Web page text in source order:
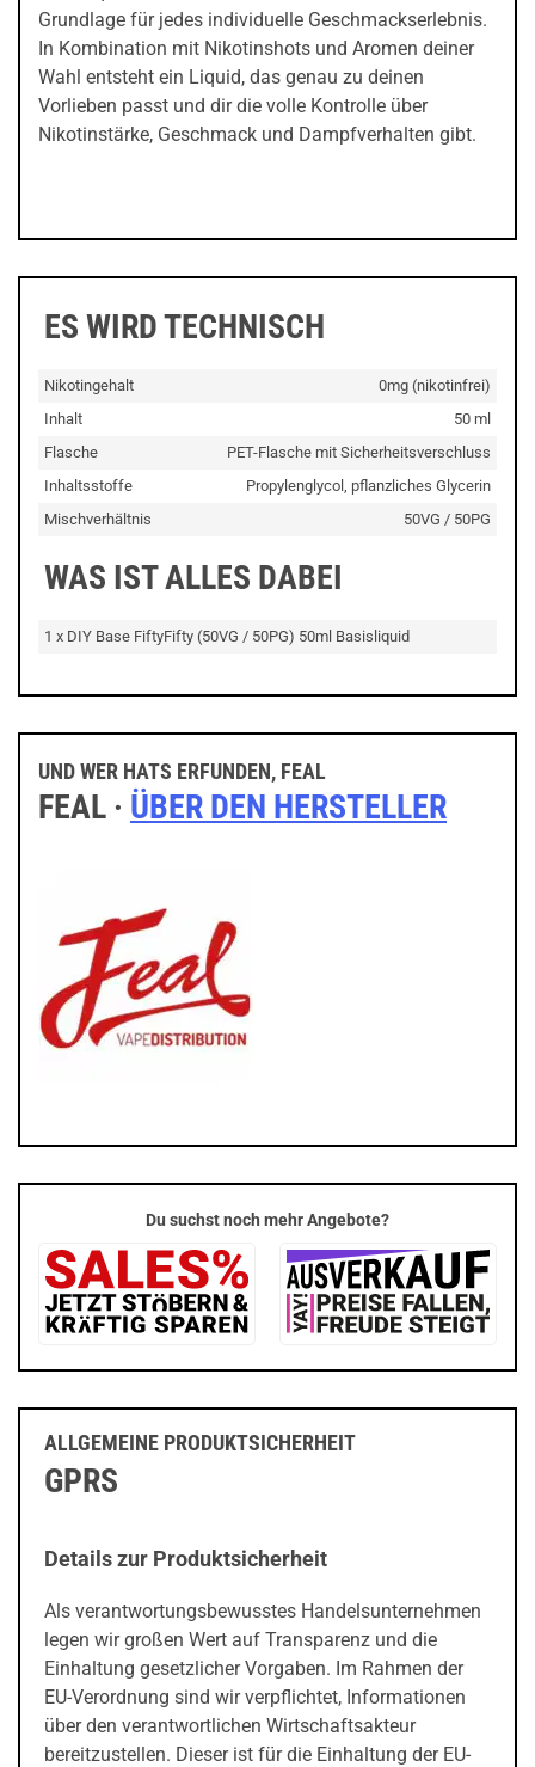
Grundlage für jedes individuelle Geschmackserlebnis.
In Kombination mit Nikotinshots und Aromen deiner
Wahl entsteht ein Liquid, das genau zu deinen
Vorlieben passt und dir die volle Kontrolle über
Nikotinstärke, Geschmack und Dampfverhalten gibt.
ES WIRD TECHNISCH
Nikotingehalt
0mg (nikotinfrei)
Inhalt
50 ml
Flasche
PET-Flasche mit Sicherheitsverschluss
Inhaltsstoffe
Propylenglycol, pflanzliches Glycerin
Mischverhältnis
50VG / 50PG
WAS IST ALLES DABEI
1 x DIY Base FiftyFifty (50VG / 50PG) 50ml Basisliquid
UND WER HATS ERFUNDEN, FEAL
FEAL · ÜBER DEN HERSTELLER
Du suchst noch mehr Angebote?
ALLGEMEINE PRODUKTSICHERHEIT
GPRS
Details zur Produktsicherheit
Als verantwortungsbewusstes Handelsunternehmen
legen wir großen Wert auf Transparenz und die
Einhaltung gesetzlicher Vorgaben. Im Rahmen der
EU-Verordnung sind wir verpflichtet, Informationen
über den verantwortlichen Wirtschaftsakteur
bereitzustellen. Dieser ist für die Einhaltung der EU-